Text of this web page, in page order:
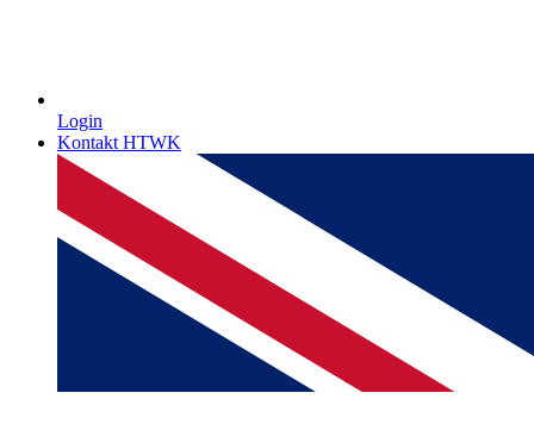
Login
Kontakt HTWK